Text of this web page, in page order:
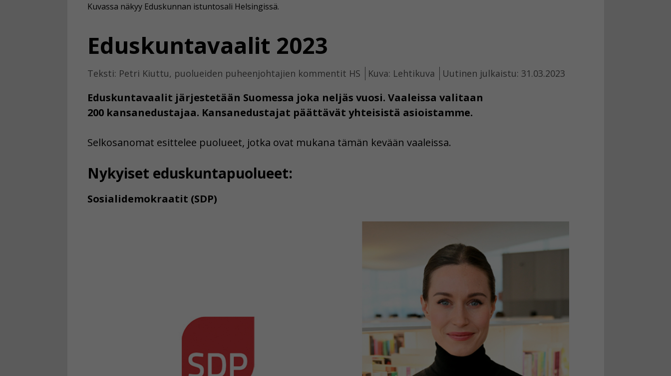
Eduskuntavaalit 2023
Teksti: Petri Kiuttu, puolueiden puheenjohtajien kommentit HS Kuva: Lehtikuva Uutinen julkaistu: 31.03.2023
Eduskuntavaalit järjestetään Suomessa joka neljäs vuosi. Vaaleissa valitaan
200 kansanedustajaa. Kansanedustajat päättävät yhteisistä asioistamme.
Kuvassa näkyy Eduskunnan istuntosali Helsingissä.
Selkosanomat esittelee puolueet, jotka ovat mukana tämän kevään vaaleissa.
Nykyiset eduskuntapuolueet:
Sosialidemokraatit (SDP)